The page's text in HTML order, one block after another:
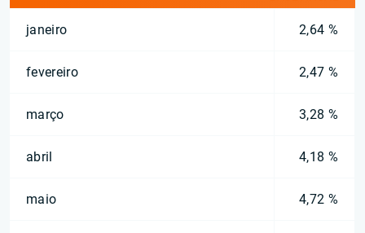
janeiro 2,64 %
fevereiro 2,47 %
março 3,28 %
abril 4,18 %
maio 4,72 %